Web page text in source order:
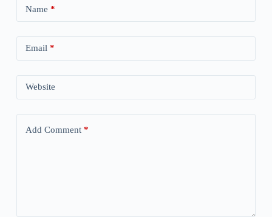
Name *
Email*
Website
Add Comment*